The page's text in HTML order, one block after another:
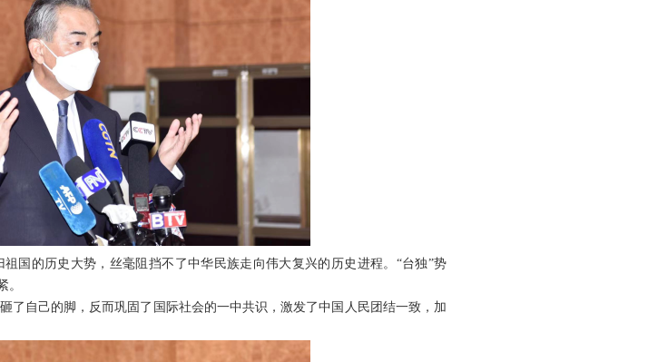
国的历史大势，丝毫阻挡不了中华民族走向伟大复兴的历史进程。“台独”势
。
了自己的脚，反而巩固了国际社会的一中共识，激发了中国人民团结一致，加